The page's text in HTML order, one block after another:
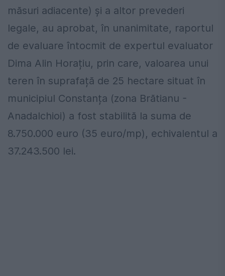
măsuri adiacente) și a altor prevederi
legale, au aprobat, în unanimitate, raportul
de evaluare întocmit de expertul evaluator
Dima Alin Horațiu, prin care, valoarea unui
teren în suprafață de 25 hectare situat în
municipiul Constanța (zona Brătianu -
Anadalchioi) a fost stabilită la suma de
8.750.000 euro (35 euro/mp), echivalentul a
37.243.500 lei.